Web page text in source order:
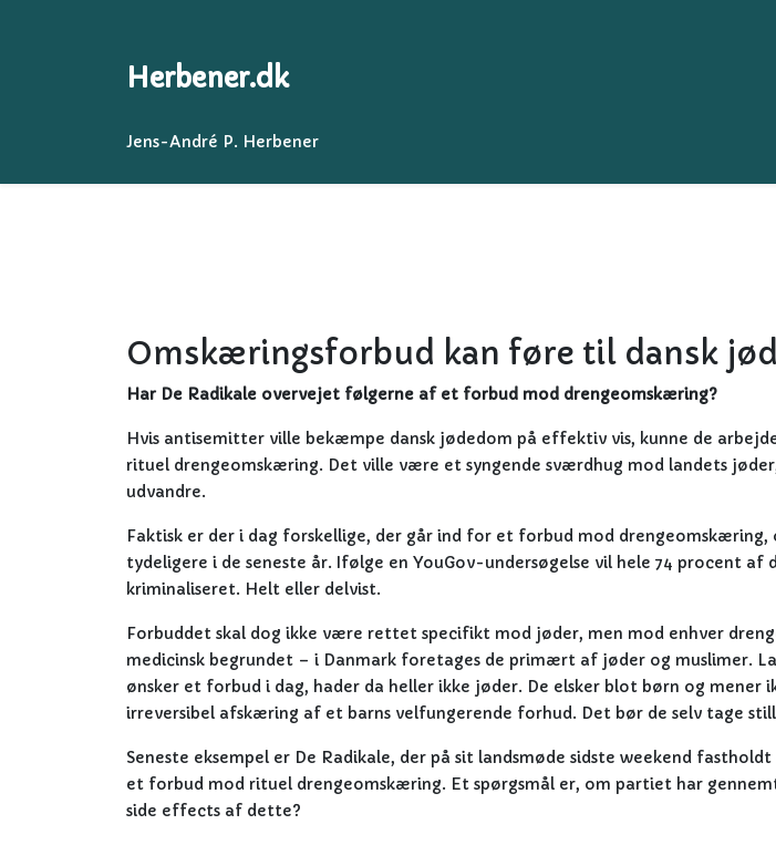
Herbener.dk
Jens-André P. Herbener
Omskæringsforbud kan føre til dansk
Har De Radikale overvejet følgerne af et forbud mod drengeomskæring?
Hvis antisemitter ville bekæmpe dansk jødedom på effektiv vis, kunne de
rituel drengeomskæring. Det ville være et syngende sværdhug mod landets
udvandre.
Faktisk er der i dag forskellige, der går ind for et forbud mod
tydeligere i de seneste år. Ifølge en YouGov-undersøgelse vil hele 74 procent af
kriminaliseret. Helt eller delvist.
Forbuddet skal dog ikke være rettet specifikt mod jøder, men mod enhver
medicinsk begrundet – i Danmark foretages de primært af jøder og muslimer.
ønsker et forbud i dag, hader da heller ikke jøder. De elsker blot børn og mener
irreversibel afskæring af et barns velfungerende forhud. Det bør de selv tage
Seneste eksempel er De Radikale, der på sit landsmøde sidste weekend
et forbud mod rituel drengeomskæring. Et spørgsmål er, om partiet har
side effects af dette?